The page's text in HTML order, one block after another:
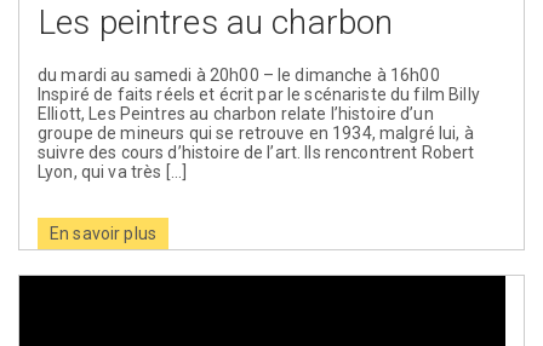
Les peintres au charbon
du mardi au samedi à 20h00 – le dimanche à 16h00
Inspiré de faits réels et écrit par le scénariste du film Billy
Elliott, Les Peintres au charbon relate l’histoire d’un
groupe de mineurs qui se retrouve en 1934, malgré lui, à
suivre des cours d’histoire de l’art. Ils rencontrent Robert
Lyon, qui va très […]
En savoir plus